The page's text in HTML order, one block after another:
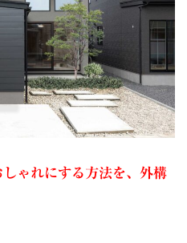
ゃれにする方法を、外構